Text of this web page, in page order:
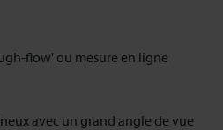
flow' ou mesure en ligne
avec un grand angle de vue